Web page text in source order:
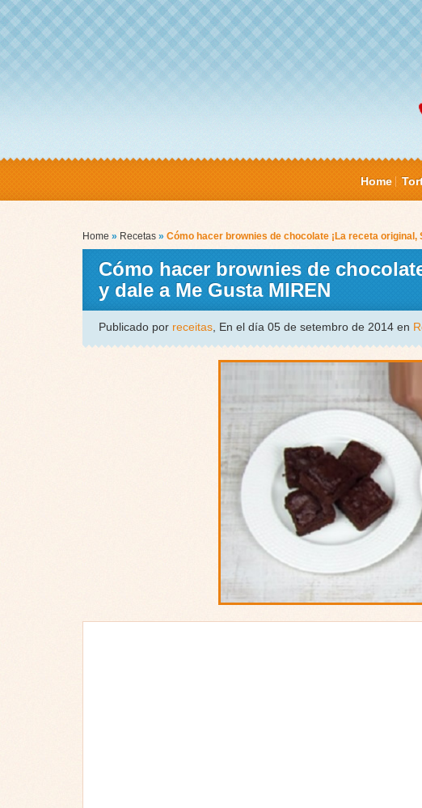
Home
Home » Recetas » Cómo hacer brownies de chocolate ¡La receta original,
Cómo hacer brownies de
y dale a Me Gusta MIREN
Publicado por receitas , En el día 05 de setembro de 2014 en